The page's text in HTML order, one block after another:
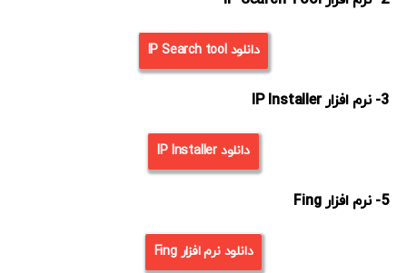
دانلود IP Search tool
3- نرم افزار IP Installer
دانلود IP Installer
5- نرم افزار Fing
دانلود نرم افزار Fing